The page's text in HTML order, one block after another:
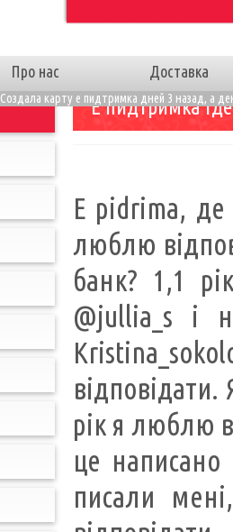
Про нас Доставка
Создала карту е пидтримка дней 3 назад, а
Е пидтримка
E pidrima,
люблю
банк? 1,1
@jullia_s і
рік я люблю
це
писали